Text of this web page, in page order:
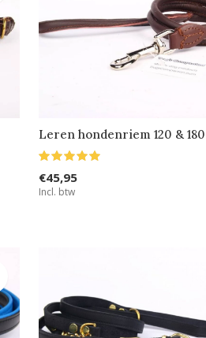
Leren hondenriem 120 &
€45,95
Incl. btw